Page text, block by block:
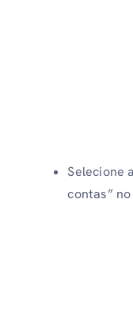
Selecione
contas”